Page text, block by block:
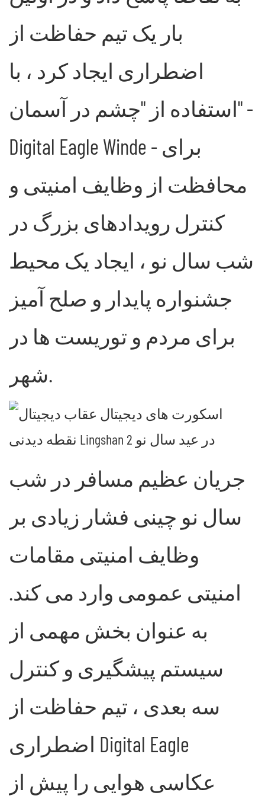
بار یک تیم حفاظت از
اضطراری ایجاد کرد ، با
استفاده از "چشم در آسمان" -
Digital Eagle Winde - برای
محافظت از وظایف امنیتی و
کنترل رویدادهای بزرگ در
شب سال نو ، ایجاد یک محیط
جشنواره پایدار و صلح آمیز
برای مردم و توریست ها در
شهر.
جریان عظیم مسافر در شب
سال نو چینی فشار زیادی بر
وظایف امنیتی مقامات
امنیتی عمومی وارد می کند.
به عنوان بخش مهمی از
سیستم پیشگیری و کنترل
سه بعدی ، تیم حفاظت از
اضطراری Digital Eagle
عکاسی هوایی را پیش از